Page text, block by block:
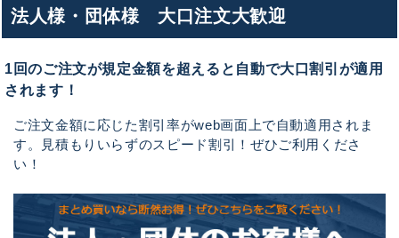
法人様・団体様 大口注文大歓迎
1回のご注文が規定金額を超えると自動で大口割引が適用
されます！
ご注文金額に応じた割引率がweb画面上で自動適用されま
す。見積もりいらずのスピード割引！ぜひご利用くださ
い！